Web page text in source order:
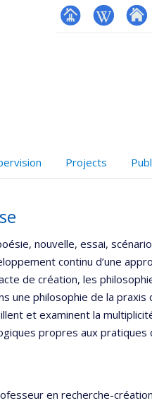
Page Wiki
Autre
Projects
nouvelle, essai,
continu d’une
de création, les
une philosophie de la
et examinent la
propres aux pratiques
en recherche-